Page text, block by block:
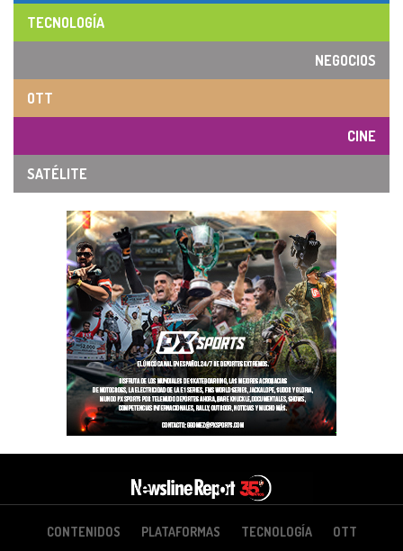
TECNOLOGÍA
NEGOCIOS
OTT
CINE
SATÉLITE
CONTENIDOS PLATAFORMAS TECNOLOGÍA OTT